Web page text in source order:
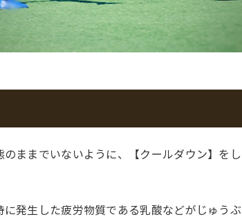
ままでいないように、【クールダウン】をし
発生した疲労物質である乳酸などがじゅうぶ